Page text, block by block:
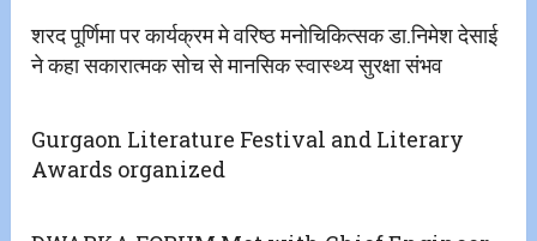
शरद पूर्णिमा पर कार्यक्रम मे वरिष्ठ मनोचिकित्सक डा.निमेश देसाई
ने कहा सकारात्मक सोच से मानसिक स्वास्थ्य सुरक्षा संभव
Gurgaon Literature Festival and Literary
Awards organized